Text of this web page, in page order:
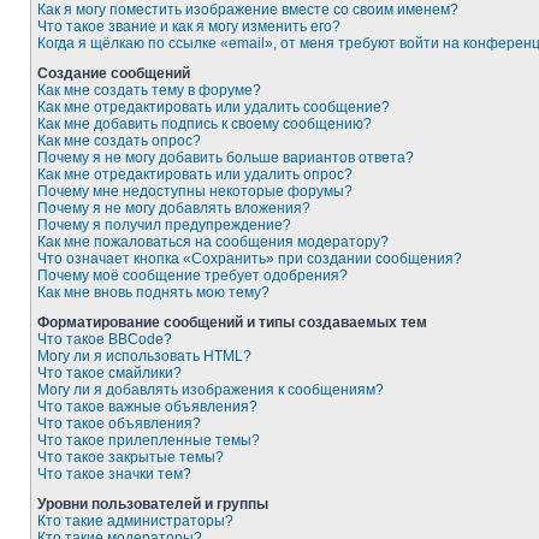
Как я могу поместить изображение вместе со своим именем?
Что такое звание и как я могу изменить его?
Когда я щёлкаю по ссылке «email», от меня требуют войти на
Создание сообщений
Как мне создать тему в форуме?
Как мне отредактировать или удалить сообщение?
Как мне добавить подпись к своему сообщению?
Как мне создать опрос?
Почему я не могу добавить больше вариантов ответа?
Как мне отредактировать или удалить опрос?
Почему мне недоступны некоторые форумы?
Почему я не могу добавлять вложения?
Почему я получил предупреждение?
Как мне пожаловаться на сообщения модератору?
Что означает кнопка «Сохранить» при создании сообщения?
Почему моё сообщение требует одобрения?
Как мне вновь поднять мою тему?
Форматирование сообщений и типы создаваемых тем
Что такое BBCode?
Могу ли я использовать HTML?
Что такое смайлики?
Могу ли я добавлять изображения к сообщениям?
Что такое важные объявления?
Что такое объявления?
Что такое прилепленные темы?
Что такое закрытые темы?
Что такое значки тем?
Уровни пользователей и группы
Кто такие администраторы?